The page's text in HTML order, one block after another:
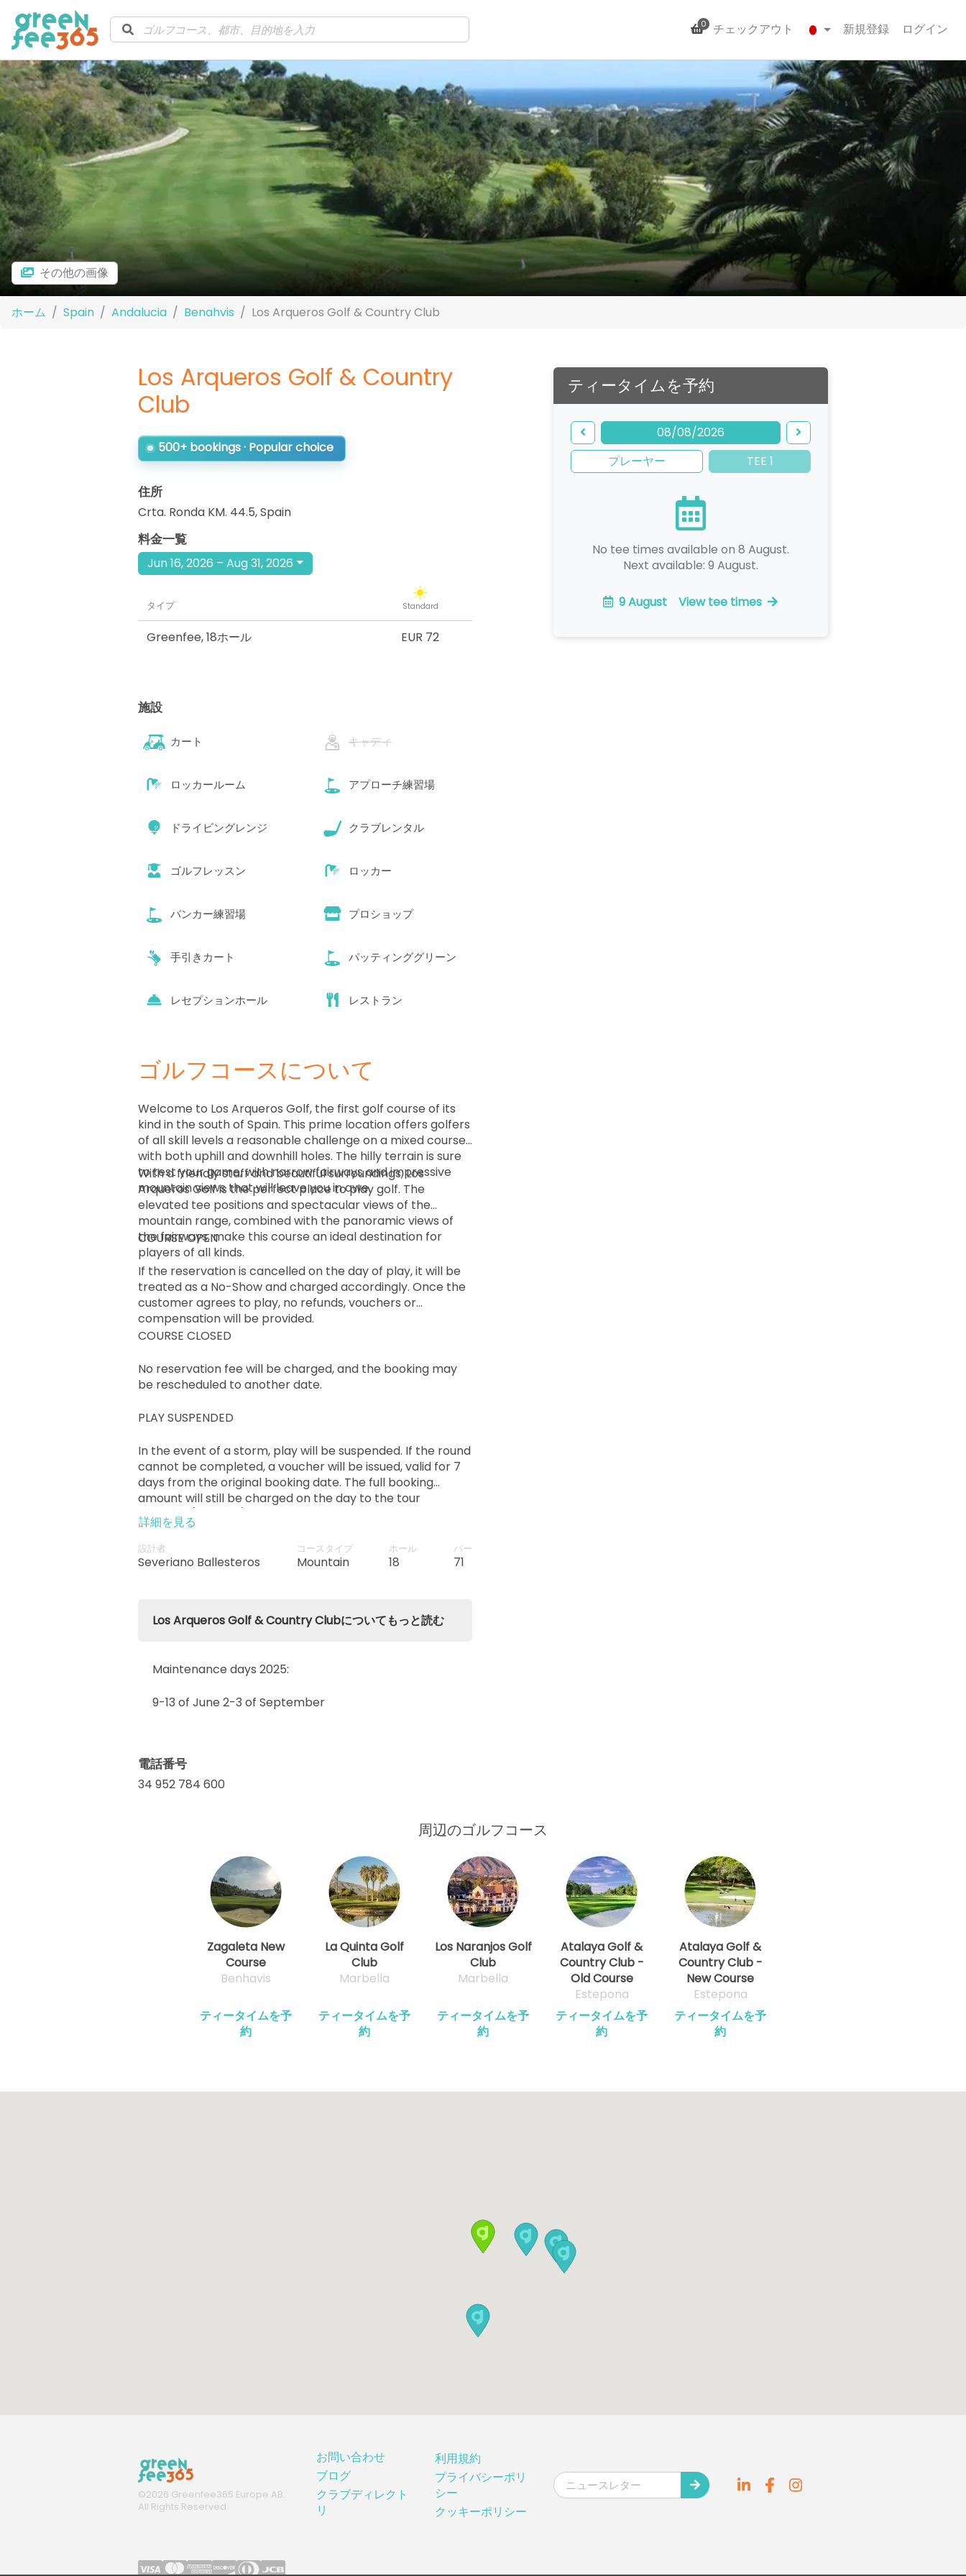
0 チェックアウト 新規登録 ログイン
その他の画像
ホーム Spain Andalucia Benahvis Los Arqueros Golf & Country Club
Los Arqueros Golf & Country
Club
500+ bookings · Popular choice
住所
Crta. Ronda KM. 44.5,Spain
ティータイムを予約
08/08/2026
プレーヤー
TEE 1
No tee times available on 8 August.
Next available: 9 August.
9 August View tee times
料金一覧
Jun 16, 2026 – Aug 31, 2026
タイプ Standard
Greenfee,18ホール EUR 72
施設
カート キャディ
ロッカールーム アプローチ練習場
ドライビングレンジ クラブレンタル
ゴルフレッスン ロッカー
バンカー練習場 プロショップ
手引きカート パッティンググリーン
レセプションホール レストラン
ゴルフコースについて
Welcome to Los Arqueros Golf, the first golf course of its
kind in the south of Spain. This prime location offers golfers
of all skill levels a reasonable challenge on a mixed course
with both uphill and downhill holes. The hilly terrain is sure
to test your game, with narrow fairways and impressive
mountain views that will leave you in awe.
With a friendly staff and beautiful surroundings, Los
Arqueros Golf is the perfect place to play golf. The
elevated tee positions and spectacular views of the
mountain range, combined with the panoramic views of
the fairways, make this course an ideal destination for
players of all kinds.
COURSE OPEN
If the reservation is cancelled on the day of play, it will be
treated as a No-Show and charged accordingly. Once the
customer agrees to play, no refunds, vouchers or
compensation will be provided.
COURSE CLOSED
No reservation fee will be charged, and the booking may
be rescheduled to another date.
PLAY SUSPENDED
In the event of a storm, play will be suspended. If the round
cannot be completed, a voucher will be issued, valid for 7
days from the original booking date. The full booking
amount will still be charged on the day to the tour
operator/agency/public.
詳細を見る
設計者
Severiano Ballesteros
コースタイプ
Mountain
ホール
18
パー
71
Los Arqueros Golf & Country Clubについてもっと読む
Maintenance days 2025:
9-13 of June 2-3 of September
電話番号
34 952 784 600
周辺のゴルフコース
Zagaleta New
Course
Benhavis
ティータイムを予
約
La Quinta Golf
Club
Marbella
ティータイムを予
約
Los Naranjos Golf
Club
Marbella
ティータイムを予
約
Atalaya Golf &
Country Club -
Old Course
Estepona
ティータイムを予
約
Atalaya Golf &
Country Club -
New Course
Estepona
ティータイムを予
約
©2026 Greenfee365 Europe AB.
All Rights Reserved
お問い合わせ
ブログ
クラブディレクト
リ
利用規約
プライバシーポリ
シー
クッキーポリシー